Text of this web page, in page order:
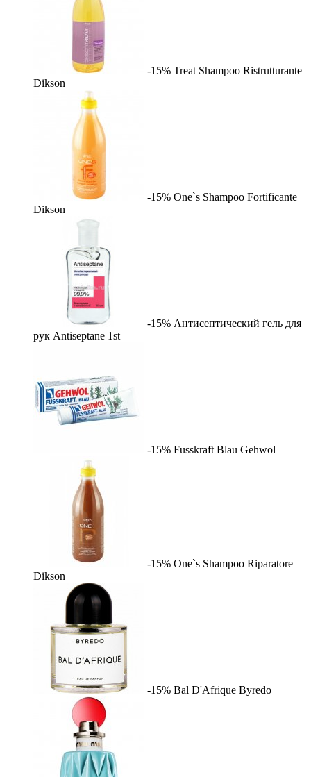
-15% Treat Shampoo Ristrutturante
Dikson
-15% One`s Shampoo Fortificante
Dikson
-15% Антисептический гель для
рук Antiseptane 1st
-15% Fusskraft Blau Gehwol
-15% One`s Shampoo Riparatore
Dikson
-15% Bal D'Afrique Byredo